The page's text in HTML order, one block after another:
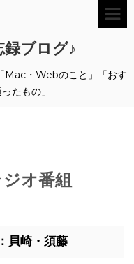
ブログ♪
Mac・Webのこと」「おす
たもの」
オ番組
貝崎・須藤